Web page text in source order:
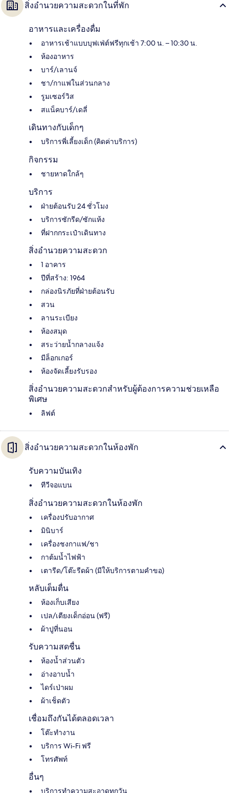
สิ่งอำนวยความสะดวกในที่พัก
อาหารและเครื่องดื่ม
อาหารเช้าแบบบุฟเฟ่ต์ฟรีทุกเช้า 7:00 น. – 10:30 น.
ห้องอาหาร
บาร์/เลานจ์
ชา/กาแฟในส่วนกลาง
รูมเซอร์วิส
สแน็คบาร์/เดลี่
เดินทางกับเด็กๆ
บริการพี่เลี้ยงเด็ก (คิดค่าบริการ)
กิจกรรม
ชายหาดใกล้ๆ
บริการ
ฝ่ายต้อนรับ 24 ชั่วโมง
บริการซักรีด/ซักแห้ง
ที่ฝากกระเป๋าเดินทาง
สิ่งอำนวยความสะดวก
1 อาคาร
ปีที่สร้าง: 1964
กล่องนิรภัยที่ฝ่ายต้อนรับ
สวน
ลานระเบียง
ห้องสมุด
สระว่ายน้ำกลางแจ้ง
มีล็อกเกอร์
ห้องจัดเลี้ยงรับรอง
สิ่งอำนวยความสะดวกสำหรับผู้ต้องการความช่วยเหลือ
พิเศษ
ลิฟต์
สิ่งอำนวยความสะดวกในห้องพัก
รับความบันเทิง
ทีวีจอแบน
สิ่งอำนวยความสะดวกในห้องพัก
เครื่องปรับอากาศ
มินิบาร์
เครื่องชงกาแฟ/ชา
กาต้มน้ำไฟฟ้า
เตารีด/โต๊ะรีดผ้า (มีให้บริการตามคำขอ)
หลับเต็มตื่น
ห้องเก็บเสียง
เปล/เตียงเด็กอ่อน (ฟรี)
ผ้าปูที่นอน
รับความสดชื่น
ห้องน้ำส่วนตัว
อ่างอาบน้ำ
ไดร์เป่าผม
ผ้าเช็ดตัว
เชื่อมถึงกันได้ตลอดเวลา
โต๊ะทำงาน
บริการ Wi-Fi ฟรี
โทรศัพท์
อื่นๆ
บริการทำความสะอาดทุกวัน